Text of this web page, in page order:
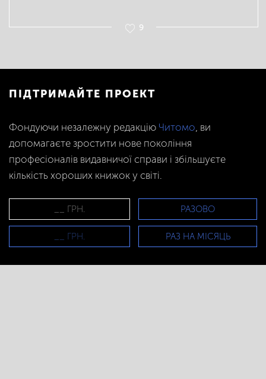
9
ПІДТРИМАЙТЕ ПРОЕКТ
Фондуючи незалежну редакцію Читомо, ви
допомагаєте зростити нове покоління
професіоналів видавничої справи і збільшуєте
кількість хороших книжок у світі.
РАЗОВО
РАЗ НА МІСЯЦЬ